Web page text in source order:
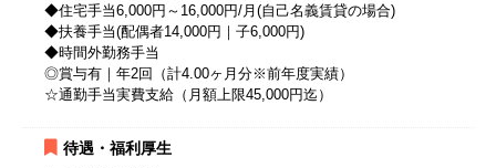
◆住宅手当6,000円～16,000円/月(自己名義賃貸の場合)
◆扶養手当(配偶者14,000円｜子6,000円)
◆時間外勤務手当
◎賞与有｜年2回（計4.00ヶ月分※前年度実績）
☆通勤手当実費支給（月額上限45,000円迄）
待遇・福利厚生